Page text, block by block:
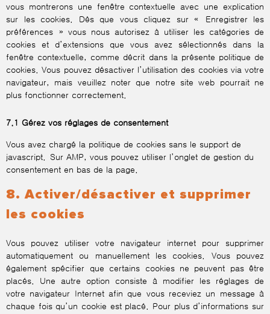
vous montrerons une fenêtre contextuelle avec une explication
sur les cookies. Dès que vous cliquez sur « Enregistrer les
préférences » vous nous autorisez à utiliser les catégories de
cookies et d’extensions que vous avez sélectionnés dans la
fenêtre contextuelle, comme décrit dans la présente politique de
cookies. Vous pouvez désactiver l’utilisation des cookies via votre
navigateur, mais veuillez noter que notre site web pourrait ne
plus fonctionner correctement.
7.1 Gérez vos réglages de consentement
Vous avez chargé la politique de cookies sans le support de
javascript. Sur AMP, vous pouvez utiliser l’onglet de gestion du
consentement en bas de la page.
8. Activer/désactiver et supprimer
les cookies
Vous pouvez utiliser votre navigateur internet pour supprimer
automatiquement ou manuellement les cookies. Vous pouvez
également spécifier que certains cookies ne peuvent pas être
placés. Une autre option consiste à modifier les réglages de
votre navigateur Internet afin que vous receviez un message à
chaque fois qu’un cookie est placé. Pour plus d’informations sur